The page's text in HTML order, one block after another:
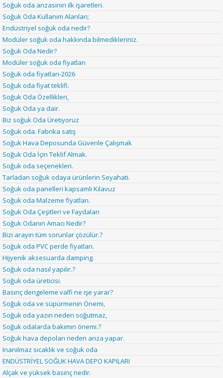
Soğuk oda arızasının ilk işaretleri.
Soğuk Oda Kullanım Alanları;
Endüstriyel soğuk oda nedir?
Modüler soğuk oda hakkında bilmedikleriniz.
Soğuk Oda Nedir?
Modüler soğuk oda fiyatları
Soğuk oda fiyatları-2026
Soğuk oda fiyat teklifi.
Soğuk Oda Özellikleri,
Soğuk Oda ya dair.
Biz soğuk Oda Üretiyoruz
Soğuk oda. Fabrika satış
Soğuk Hava Deposunda Güvenle Çalışmak
Soğuk Oda İçin Teklif Almak.
Soğuk oda seçenekleri.
Tarladan soğuk odaya ürünlerin Seyahati.
Soğuk oda panelleri kapsamlı Kılavuz
Soğuk oda Malzeme fiyatları.
Soğuk Oda Çeşitleri ve Faydaları
Soğuk Odanın Amacı Nedir?
Bizi arayın tüm sorunlar çözülür.?
Soğuk oda PVC perde fiyatları.
Hijyenik aksesuarda damping.
Soğuk oda nasıl yapılır.?
Soğuk oda üreticisi.
Basınç dengeleme valfi ne işe yarar?
Soğuk oda ve süpürmenin Önemi,
Soğuk oda yazın neden soğutmaz,
Soğuk odalarda bakımın önemi.?
Soğuk hava depoları neden arıza yapar.
Inanılmaz sıcaklık ve soğuk oda
ENDÜSTRİYEL SOĞUK HAVA DEPO KAPILARI
Alçak ve yüksek basınç nedir.